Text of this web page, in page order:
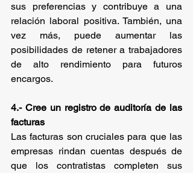
sus preferencias y contribuye a una
relación laboral positiva. También, una
vez más, puede aumentar las
posibilidades de retener a trabajadores
de alto rendimiento para futuros
encargos.
4.- Cree un registro de auditoría de las
facturas
Las facturas son cruciales para que las
empresas rindan cuentas después de
que los contratistas completen sus